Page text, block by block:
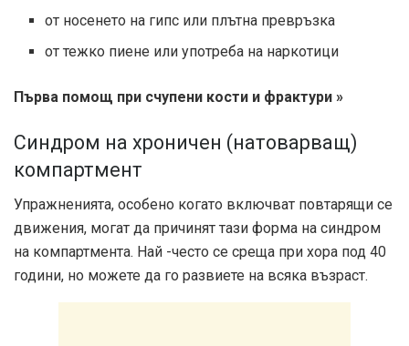
от носенето на гипс или плътна превръзка
от тежко пиене или употреба на наркотици
Първа помощ при счупени кости и фрактури »
Синдром на хроничен (натоварващ)
компартмент
Упражненията, особено когато включват повтарящи се
движения, могат да причинят тази форма на синдром
на компартмента. Най -често се среща при хора под 40
години, но можете да го развиете на всяка възраст.